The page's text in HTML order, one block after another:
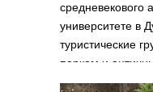
средневекового
университете в
туристические
паркам и
памятникам.